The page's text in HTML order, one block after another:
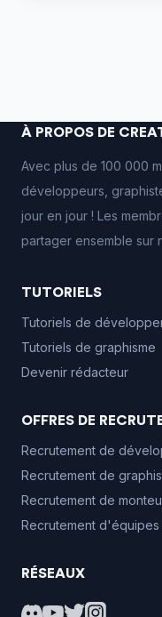
À PROPOS DE
Avec plus de 100 000
développeurs,
jour en jour ! Les
partager ensemble sur
TUTORIELS
Tutoriels de
Tutoriels de graphisme
Devenir rédacteur
OFFRES DE
Recrutement de
Recrutement de
Recrutement de
Recrutement d'équipes
RÉSEAUX